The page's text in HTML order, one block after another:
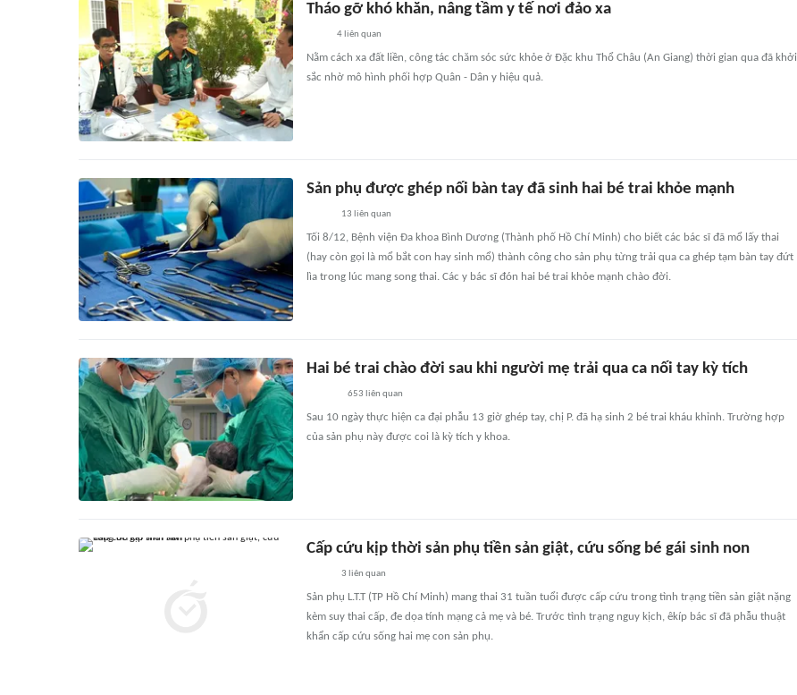
Tháo gỡ khó khăn, nâng tầm y tế nơi đảo xa
4liên quan
Nằm cách xa đất liền, công tác chăm sóc sức khỏe ở Đặc khu Thổ Châu (An Giang) thời gian qua đã khởi
sắc nhờ mô hình phối hợp Quân - Dân y hiệu quả.
Sản phụ được ghép nối bàn tay đã sinh hai bé trai khỏe mạnh
13 liên quan
Tối 8/12, Bệnh viện Đa khoa Bình Dương (Thành phố Hồ Chí Minh) cho biết các bác sĩ đã mổ lấy thai
(hay còn gọi là mổ bắt con hay sinh mổ) thành công cho sản phụ từng trải qua ca ghép tạm bàn tay đứt
lìa trong lúc mang song thai. Các y bác sĩ đón hai bé trai khỏe mạnh chào đời.
Hai bé trai chào đời sau khi người mẹ trải qua ca nối tay kỳ tích
653 liên quan
Sau 10 ngày thực hiện ca đại phẫu 13 giờ ghép tay, chị P. đã hạ sinh 2 bé trai kháu khỉnh. Trường hợp
của sản phụ này được coi là kỳ tích y khoa.
Cấp cứu kịp thời sản phụ tiền sản giật, cứu sống bé gái sinh non
3 liên quan
Sản phụ L.T.T (TP Hồ Chí Minh) mang thai 31 tuần tuổi được cấp cứu trong tình trạng tiền sản giật nặng
kèm suy thai cấp, đe dọa tính mạng cả mẹ và bé. Trước tình trạng nguy kịch, êkíp bác sĩ đã phẫu thuật
khẩn cấp cứu sống hai mẹ con sản phụ.